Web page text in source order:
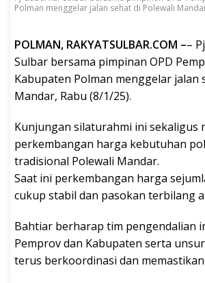
Polman menggelar jalan sehat di Polewali
POLMAN, RAKYATSULBAR.COM ––
Sulbar bersama pimpinan OPD
Kabupaten Polman menggelar jalan
Mandar, Rabu (8/1/25).
Kunjungan silaturahmi ini sekaligus
perkembangan harga kebutuhan
tradisional Polewali Mandar.
Saat ini perkembangan harga
cukup stabil dan pasokan terbilang
Bahtiar berharap tim pengendalian
Pemprov dan Kabupaten serta
terus berkoordinasi dan